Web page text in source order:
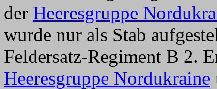
der Heeresgruppe
wurde nur als Stab
Feldersatz-Regiment B 2.
Heeresgruppe Nordukraine